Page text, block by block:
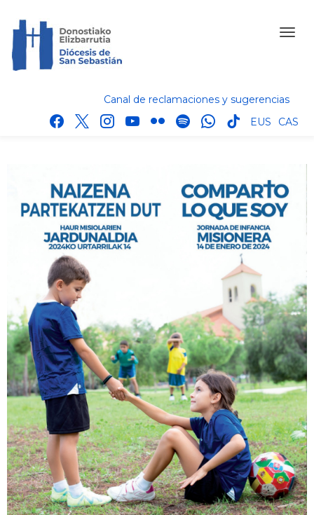
Canal de reclamaciones y sugerencias
facebook
x instagram
youtube
flickr spotifywhatsapp
tik
EUS CAS